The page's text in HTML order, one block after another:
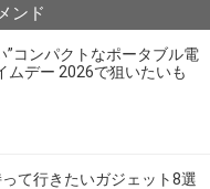
ンド
”コンパクトなポータブル電
デー 2026で狙いたいも
て行きたいガジェット8選